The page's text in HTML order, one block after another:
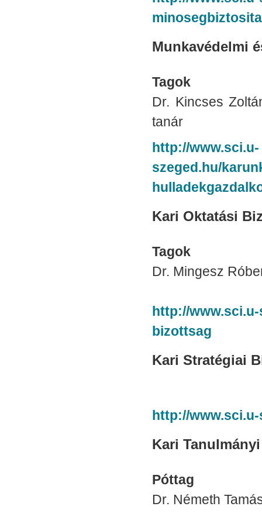
Munkavédelmi
Tagok
Dr. Kincses
tanár
http://www.sci.u-
szeged.hu/
Kari Oktatási
Tagok
Dr. Mingesz
http://
bizottsag
Kari Stratégiai
http://
Kari
Póttag
Dr. Németh